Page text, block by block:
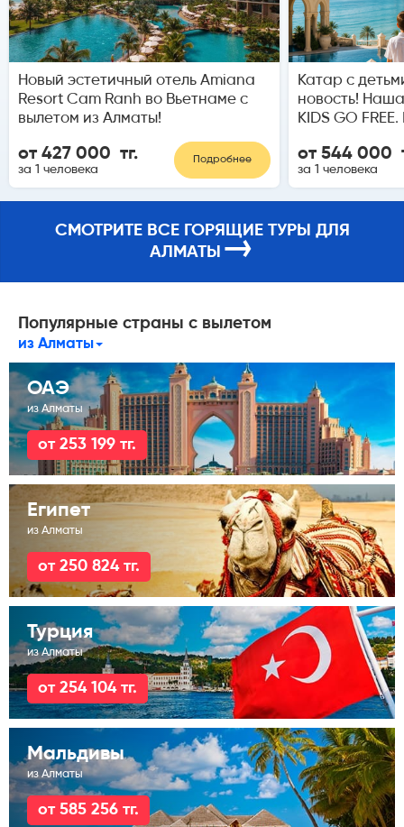
Новый эстетичный отель Amiana
Resort Cam Ranh во Вьетнаме с
вылетом из Алматы!
от 427 000 тг.
за 1 человека
Подробнее
Катар с
новость!
KIDS GO
от 544 000
за 1 человека
СМОТРИТЕ ВСЕ ГОРЯЩИЕ ТУРЫ ДЛЯ
АЛМАТЫ →
Популярные страны с вылетом
из Алматы
ОАЭ
из Алматы
от 253 199 тг.
Египет
из Алматы
от 250 824 тг.
Турция
из Алматы
от 254 104 тг.
Мальдивы
из Алматы
от 585 256 тг.